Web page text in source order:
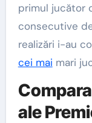
primul jucător
consecutive
realizări i-au
cei mai mari
ale